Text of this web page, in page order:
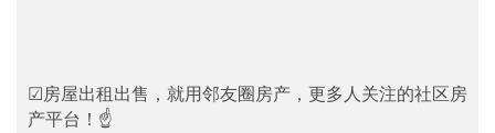
☑房屋出租出售，就用邻友圈房产，更多人关注的社区房
产平台！☝